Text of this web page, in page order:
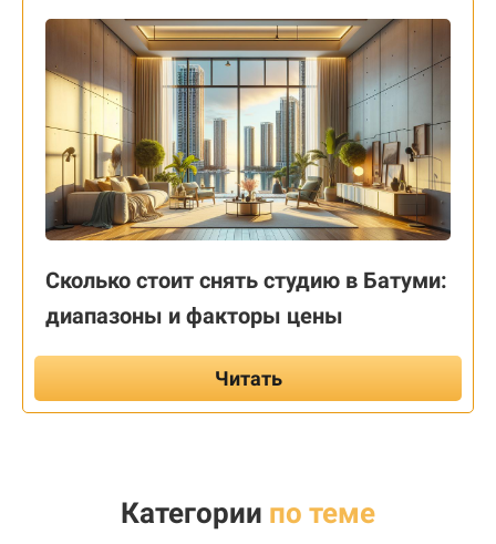
Сколько стоит снять студию в Батуми:
диапазоны и факторы цены
Читать
Категории по теме